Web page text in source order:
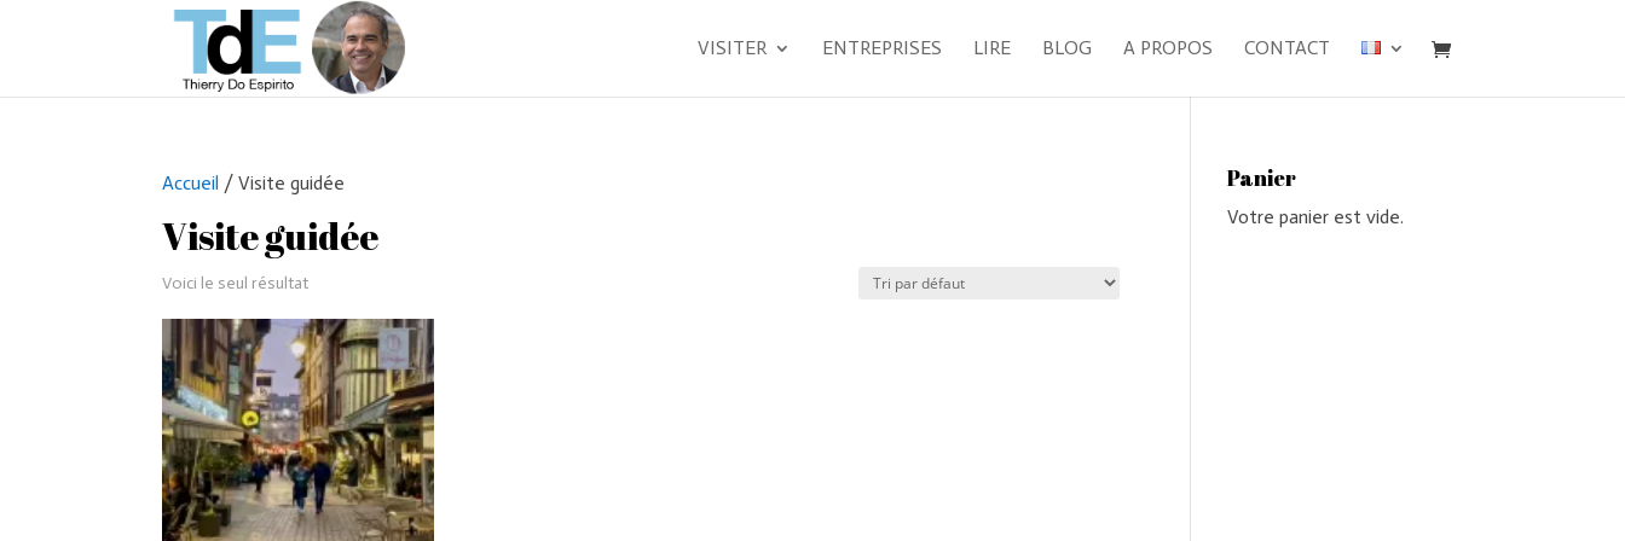
VISITER ENTREPRISES LIRE BLOG A PROPOS CONTACT
Accueil / Visite guidée
Visite guidée
Voici le seul résultat
Panier
Votre panier est vide.